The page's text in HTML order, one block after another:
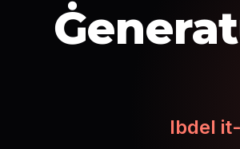
Ibdel